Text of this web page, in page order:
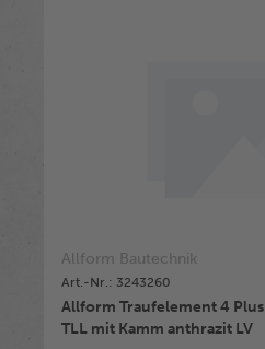
Allform Bautechnik
Art.-Nr.: 3243260
Allform Traufelement 4 Plus
TLL mit Kamm anthrazit LV